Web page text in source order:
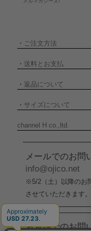
・ ご注文方法
・ 送料とお支払
・ 返品について
・ サイズについて
channel H co.,ltd.
メールでのお問
info@ojico.net
※5/2（土）以降のお
させていただきます。
お電話でのお問